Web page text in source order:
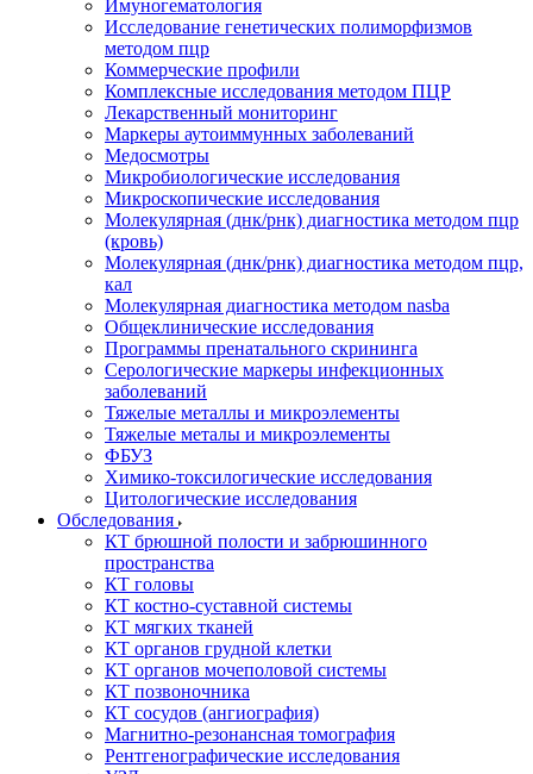
Имуногематология
Исследование генетических полиморфизмов
методом пцр
Коммерческие профили
Комплексные исследования методом ПЦР
Лекарственный мониторинг
Маркеры аутоиммунных заболеваний
Медосмотры
Микробиологические исследования
Микроскопические исследования
Молекулярная (днк/рнк) диагностика методом пцр
(кровь)
Молекулярная (днк/рнк) диагностика методом пцр,
кал
Молекулярная диагностика методом nasba
Общеклинические исследования
Программы пренатального скрининга
Серологические маркеры инфекционных
заболеваний
Тяжелые металлы и микроэлементы
Тяжелые металы и микроэлементы
ФБУЗ
Химико-токсилогические исследования
Цитологические исследования
Обследования
КТ брюшной полости и забрюшинного
пространства
КТ головы
КТ костно-суставной системы
КТ мягких тканей
КТ органов грудной клетки
КТ органов мочеполовой системы
КТ позвоночника
КТ сосудов (ангиография)
Магнитно-резонансная томография
Рентгенографические исследования